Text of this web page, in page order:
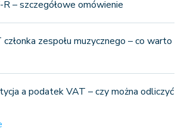
R – szczegółowe omówienie
zespołu muzycznego – co warto
a podatek VAT – czy można odliczyć